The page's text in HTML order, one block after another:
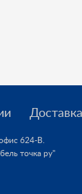
624-В.
точка ру"